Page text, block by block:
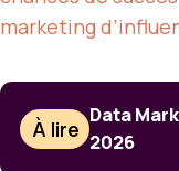
marketing
À lire
Data
2026